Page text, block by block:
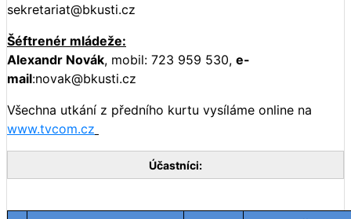
sekretariat@bkusti.cz
Šéftrenér mládeže:
Alexandr Novák, mobil: 723 959 530, e-
mail:novak@bkusti.cz
Všechna utkání z předního kurtu vysíláme online na
www.tvcom.cz
Účastníci: